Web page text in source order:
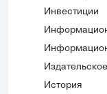
Инвестиции
История